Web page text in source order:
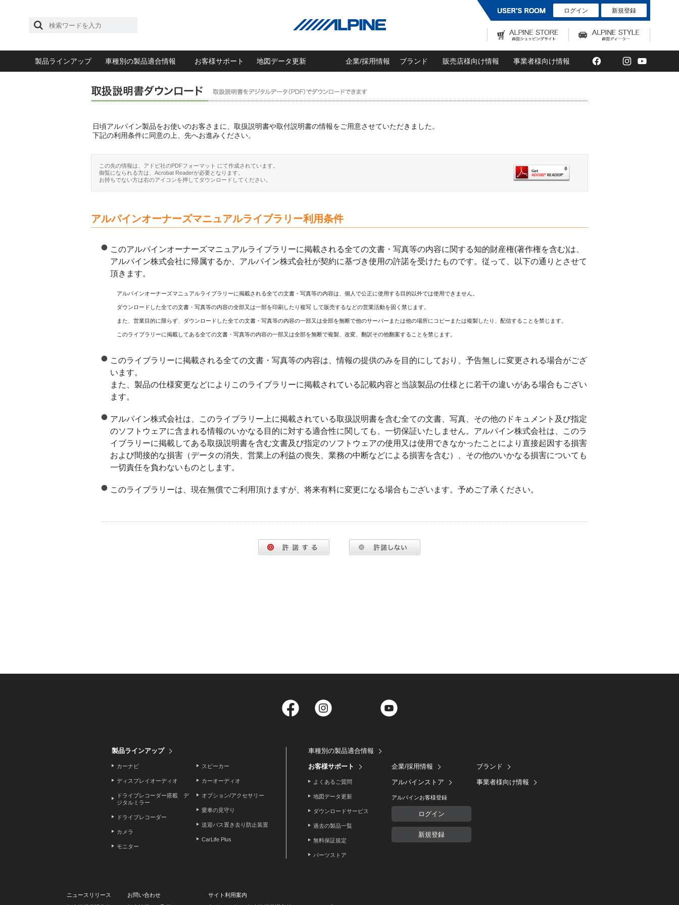
ログイン 新規登録
製品ラインアップ 車種別の製品適合情報 お客様サポート 地図データ更新 企業/採用情報 ブランド 販売店様向け情報 事業者様向け情報 Facebook
TwitterInstagram
日頃アルパイン製品をお使いのお客さまに、取扱説明書や取付説明書の情報をご用意させていただきました。
下記の利用条件に同意の上、先へお進みください。
この先の情報は、アドビ社のPDFフォーマット にて作成されています。
御覧になられる方は、Acrobat Readerが必要となります。
お持ちでない方は右のアイコンを押してダウンロードしてください。
アルパインオーナーズマニュアルライブラリー利用条件
このアルパインオーナーズマニュアルライブラリーに掲載される全ての文書・写真等の内容に関する知的財産権(著作権を含む)は、
アルパイン株式会社に帰属するか、アルパイン株式会社が契約に基づき使用の許諾を受けたものです。従って、以下の通りとさせて
頂きます。
アルパインオーナーズマニュアルライブラリーに掲載される全ての文書・写真等の内容は、個人で公正に使用する目的以外では使用できません。
ダウンロードした全ての文書・写真等の内容の全部又は一部を印刷したり複写 して販売するなどの営業活動を固く禁じます。
また、営業目的に限らず、ダウンロードした全ての文書・写真等の内容の一部又は全部を無断で他のサーバーまたは他の場所にコピーまたは複製したり、配信することを禁じます。
このライブラリーに掲載してある全ての文書・写真等の内容の一部又は全部を無断で複製、改変、翻訳その他翻案することを禁じます。
このライブラリーに掲載される全ての文書・写真等の内容は、情報の提供のみを目的にしており、予告無しに変更される場合がござ
います。
また、製品の仕様変更などによりこのライブラリーに掲載されている記載内容と当該製品の仕様とに若干の違いがある場合もござい
ます。
アルパイン株式会社は、このライブラリー上に掲載されている取扱説明書を含む全ての文書、写真、その他のドキュメント及び指定
のソフトウェアに含まれる情報のいかなる目的に対する適合性に関しても、一切保証いたしません。アルパイン株式会社は、このラ
イブラリーに掲載してある取扱説明書を含む文書及び指定のソフトウェアの使用又は使用できなかったことにより直接起因する損害
および間接的な損害（データの消失、営業上の利益の喪失、業務の中断などによる損害を含む）、その他のいかなる損害についても
一切責任を負わないものとします。
このライブラリーは、現在無償でご利用頂けますが、将来有料に変更になる場合もございます。予めご了承ください。
Facebook Twitter
製品ラインアップ
カーナビ
ディスプレイオーディオ
ドライブレコーダー搭載 デ
ジタルミラー
ドライブレコーダー
カメラ
モニター
スピーカー
カーオーディオ
オプション/アクセサリー
愛車の見守り
送迎バス置き去り防止装置
CarLife Plus
車種別の製品適合情報
お客様サポート
よくあるご質問
地図データ更新
ダウンロードサービス
過去の製品一覧
無料保証規定
パーツストア
企業/採用情報
アルパインストア
アルパインお客様登録
ログイン
新規登録
ブランド
事業者様向け情報
ニュースリリース お問い合わせ
サイト利用案内